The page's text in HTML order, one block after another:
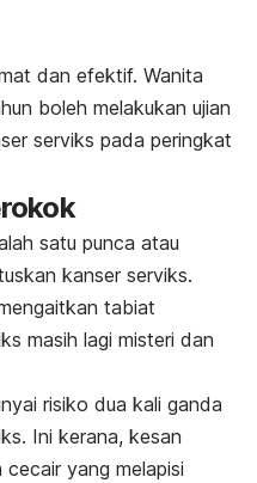
dan efektif. Wanita
boleh melakukan ujian
serviks pada peringkat
satu punca atau
kanser serviks.
tabiat
masih lagi misteri dan
risiko dua kali ganda
Ini kerana, kesan
yang melapisi